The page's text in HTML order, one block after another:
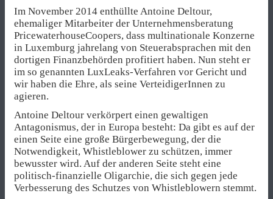
Im November 2014 enthüllte Antoine Deltour,
ehemaliger Mitarbeiter der Unternehmensberatung
PricewaterhouseCoopers, dass multinationale Konzerne
in Luxemburg jahrelang von Steuerabsprachen mit den
dortigen Finanzbehörden profitiert haben. Nun steht er
im so genannten LuxLeaks-Verfahren vor Gericht und
wir haben die Ehre, als seine VerteidigerInnen zu
agieren.
Antoine Deltour verkörpert einen gewaltigen
Antagonismus, der in Europa besteht: Da gibt es auf der
einen Seite eine große Bürgerbewegung, der die
Notwendigkeit, Whistleblower zu schützen, immer
bewusster wird. Auf der anderen Seite steht eine
politisch-finanzielle Oligarchie, die sich gegen jede
Verbesserung des Schutzes von Whistleblowern stemmt.